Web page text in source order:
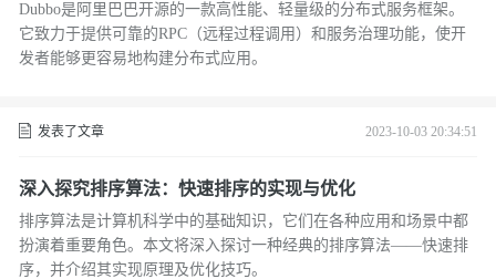
Dubbo是阿里巴巴开源的一款高性能、轻量级的分布式服务框架。
它致力于提供可靠的RPC（远程过程调用）和服务治理功能，使开
发者能够更容易地构建分布式应用。
发表了文章 2023-10-03 20:34:51
深入探究排序算法：快速排序的实现与优化
排序算法是计算机科学中的基础知识，它们在各种应用和场景中都
扮演着重要角色。本文将深入探讨一种经典的排序算法——快速排
序，并介绍其实现原理及优化技巧。